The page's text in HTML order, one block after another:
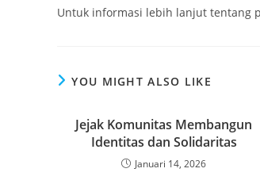
Untuk informasi lebih lanjut tentang
YOU MIGHT ALSO LIKE
Jejak Komunitas Membangun
Identitas dan Solidaritas
Januari 14, 2026